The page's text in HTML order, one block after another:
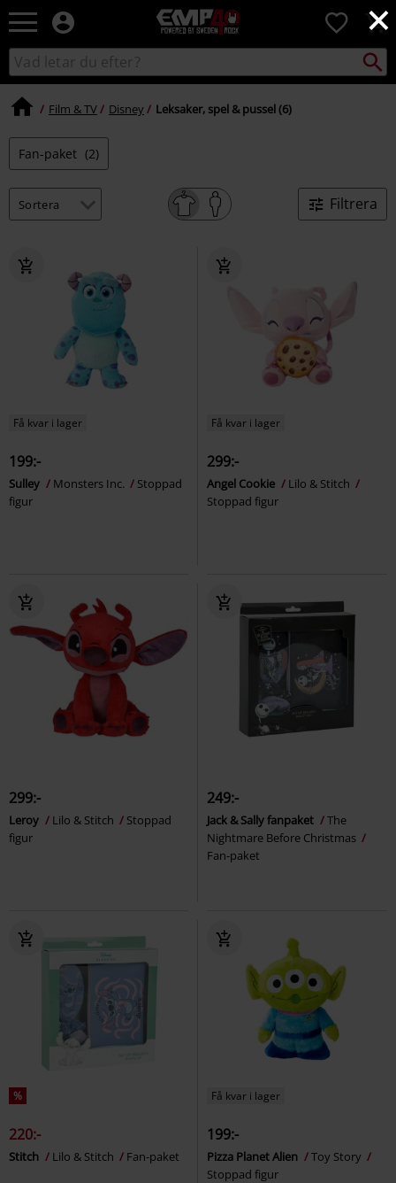
×
EMP
-
Musik,
TV
&
0
Sök
i
Sök
Film & TV Disney Leksaker, spel & pussel (6)
Fan-paket (2)
Filtrera
Få kvar i lager
199:-
Sulley Monsters Inc.
Stoppad
figur
Få kvar i lager
299:-
Angel Cookie
Lilo & Stitch
Stoppad figur
299:-
Leroy Lilo & Stitch
Stoppad
figur
249:-
Jack & Sally fanpaket
The
Nightmare Before Christmas
Fan-paket
%
220:-
Stitch Lilo & Stitch Fan-paket
Få kvar i lager
199:-
Pizza Planet Alien
Toy Story
Stoppad figur